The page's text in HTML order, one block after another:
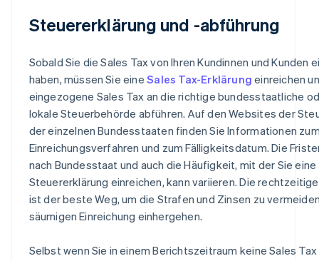
Steuererklärung und -abführung
Sobald Sie die Sales Tax von Ihren Kundinnen und Kunden
haben, müssen Sie eineSales Tax-Erklärung einreichen
eingezogene Sales Tax an die richtige bundesstaatliche
lokale Steuerbehörde abführen. Auf den Websites der
der einzelnen Bundesstaaten finden Sie Informationen
Einreichungsverfahren und zum Fälligkeitsdatum. Die
nach Bundesstaat und auch die Häufigkeit, mit der Sie eine
Steuererklärung einreichen, kann variieren. Die
ist der beste Weg, um die Strafen und Zinsen zu
säumigen Einreichung einhergehen.
Selbst wenn Sie in einem Berichtszeitraum keine Sales